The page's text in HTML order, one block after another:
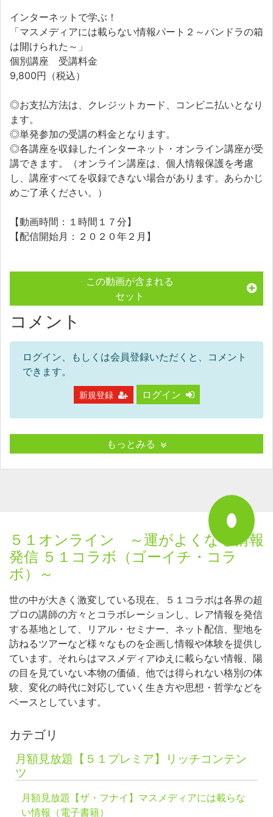
インターネットで学ぶ！
「マスメディアには載らない情報パート２～パンドラの箱
は開けられた～」
個別講座 受講料金
9,800円（税込）
◎お支払方法は、クレジットカード、コンビニ払いとなり
ます。
◎単発参加の受講の料金となります。
◎各講座を収録したインターネット・オンライン講座が受
講できます。（オンライン講座は、個人情報保護を考慮
し、講座すべてを収録できない場合があります。あらかじ
めご了承ください。）
【動画時間：１時間１７分】
【配信開始月：２０２０年２月】
この動画が含まれる
セット
コメント
ログイン、もしくは会員登録いただくと、コメント
できます。
新規登録 ログイン
もっとみる
５１オンライン ～運がよくなる情報
発信 ５１コラボ（ゴーイチ・コラ
ボ）～
世の中が大きく激変している現在、５１コラボは各界の超
プロの講師の方々とコラボレーションし、レア情報を発信
する基地として、リアル・セミナー、ネット配信、聖地を
訪ねるツアーなど様々なものを企画し情報や体験を提供し
ています。それらはマスメディアゆえに載らない情報、陽
の目を見ていない本物の価値、他では得られない格別の体
験、変化の時代に対応していく生き方や思想・哲学などを
ベースとしています。
カテゴリ
月額見放題【５１プレミア】リッチコンテン
ツ
月額見放題【ザ・フナイ】マスメディアには載らな
い情報（電子書籍）